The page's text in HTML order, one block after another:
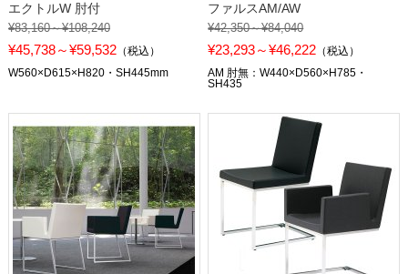
エクトルW 肘付
¥83,160～¥108,240
¥45,738～¥59,532（税込）
W560×D615×H820・SH445mm
ファルスAM/AW
¥42,350～¥84,040
¥23,293～¥46,222 （税込）
AM 肘無：W440×D560×H785・
SH435